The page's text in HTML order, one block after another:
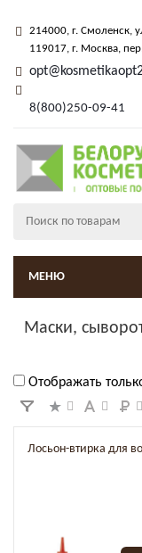
214000, г. Смоленск,
119017, г. Москва,
8(800)250-09-41
МЕНЮ
Маски,
Отображать
Лосьон-втирка для